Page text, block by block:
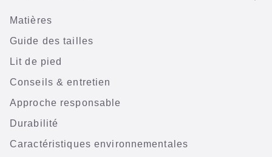
Matières
Guide des tailles
Lit de pied
Conseils & entretien
Approche responsable
Durabilité
Caractéristiques environnementales